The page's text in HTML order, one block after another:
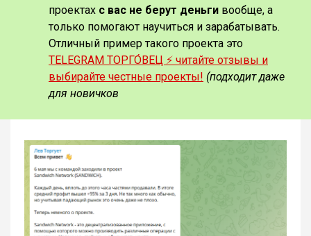
проектах с вас не берут деньги вообще, а
только помогают научиться и зарабатывать.
Отличный пример такого проекта это
TELEGRAM ТОРГО́ВЕЦ ⚡️ читайте отзывы и
выбирайте честные проекты! (подходит даже
для новичков